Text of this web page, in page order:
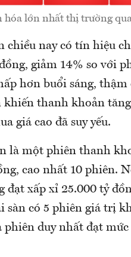
hóa lớn nhất thị trường
chiều nay có tín hiệu
giảm 14% so với
hơn buổi sáng,
khiến thanh khoản
giá cao đã suy yếu.
là một phiên thanh
cao nhất 10 phiên.
đạt xấp xỉ 25.000 tỷ
sàn có 5 phiên giá trị
phiên duy nhất đạt